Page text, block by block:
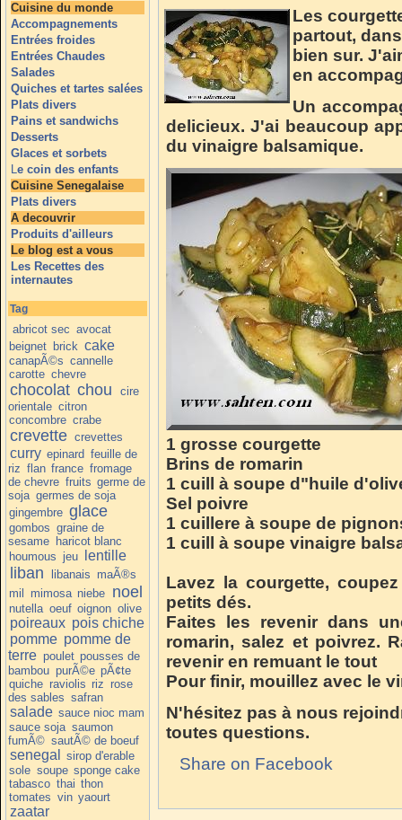
Cuisine du monde
Accompagnements
Entrées froides
Entrées Chaudes
Salades
Quiches et tartes salées
Plats divers
Pains et sandwichs
Desserts
Glaces et sorbets
Le coin des enfants
Cuisine Senegalaise
Plats divers
A decouvrir
Produits d'ailleurs
Le blog est a vous
Les Recettes des
internautes
Tag
abricot sec avocat
beignet brick cake
canapÃ©s cannelle
carotte chevre
chocolat chou
cire
orientale citron
concombre crabe
crevette crevettes
curry epinard feuille de
riz flan france fromage
de chevre fruits germe de
soja germes de soja
gingembre glace
gombos graine de
sesame haricot blanc
houmous jeu lentille
liban libanais maÃ®s
mil mimosa niebe noel
nutella oeuf oignon olive
poireaux pois chiche
pomme pomme de
terre poulet pousses de
bambou purÃ©e pÃ¢te
quiche raviolis riz rose
des sables safran
salade sauce nioc mam
sauce soja saumon
fumÃ© sautÃ© de boeuf
senegal
sirop d'erable
sole soupe sponge cake
tabasco thai thon
tomates vin yaourt
zaatar
Les
partout,
bien sur.
en
Un
delicieux. J'ai beaucoup
du vinaigre balsamique.
1 grosse courgette
Brins de romarin
1 cuill à soupe d"huile
Sel poivre
1 cuillere à soupe de
1 cuill à soupe vinaigre
Lavez la courgette,
petits dés.
Faites les revenir dans
romarin, salez et poivrez.
revenir en remuant le tout
Pour finir, mouillez avec le
N'hésitez pas à nous
toutes questions.
Share on Facebook